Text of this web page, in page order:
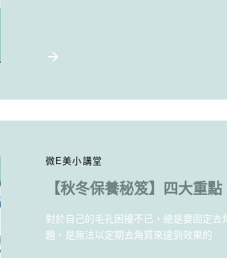
微E美小講堂
【秋冬保養秘笈】四大重
對於自己的毛孔困擾不已，總是要固定
題，是無法以定期去角質來達到效果的